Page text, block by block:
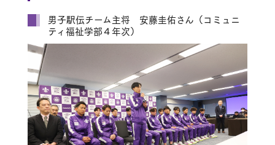
男子駅伝チーム主将 安藤圭佑さん（コミュニ
ティ福祉学部４年次）